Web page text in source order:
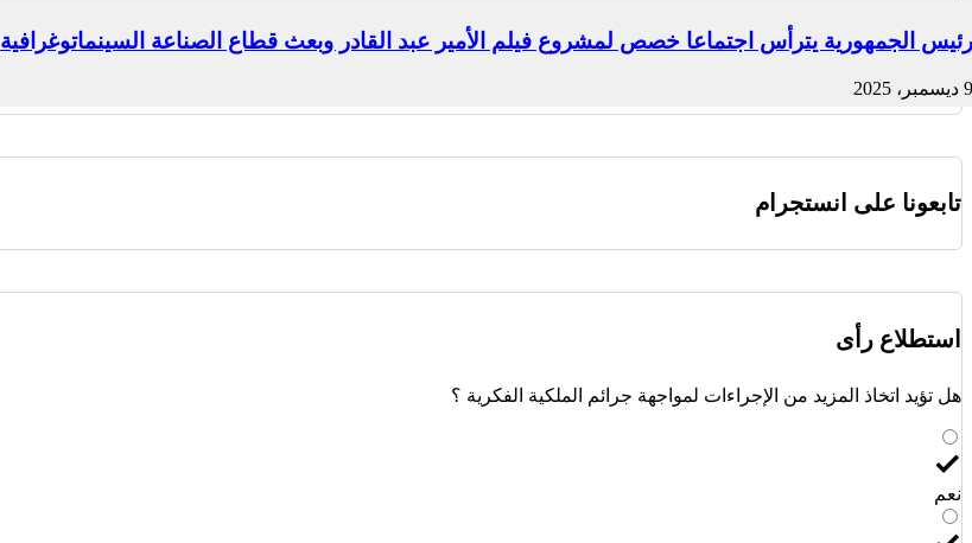
رئيس الجمهورية يترأس اجتماعا خصص لمشروع فيلم الأمير عبد القادر وبعث قطاع الصناعة السينماتوغرافية
9 ديسمبر، 2025
تابعونا على انستجرام
استطلاع رأى
هل تؤيد اتخاذ المزيد من الإجراءات لمواجهة جرائم الملكية الفكرية ؟
نعم